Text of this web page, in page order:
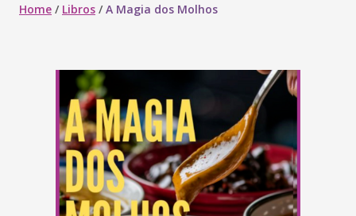
Home / Libros /A Magia dos Molhos